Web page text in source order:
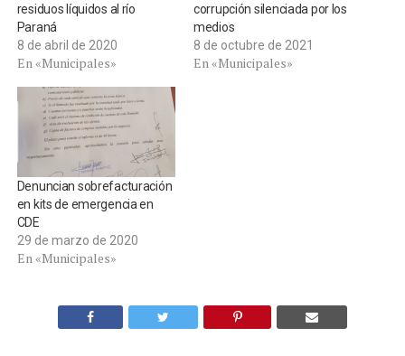
residuos líquidos al río
Paraná
8 de abril de 2020
En «Municipales»
corrupción silenciada por los
medios
8 de octubre de 2021
En «Municipales»
Denuncian sobrefacturación
en kits de emergencia en
CDE
29 de marzo de 2020
En «Municipales»